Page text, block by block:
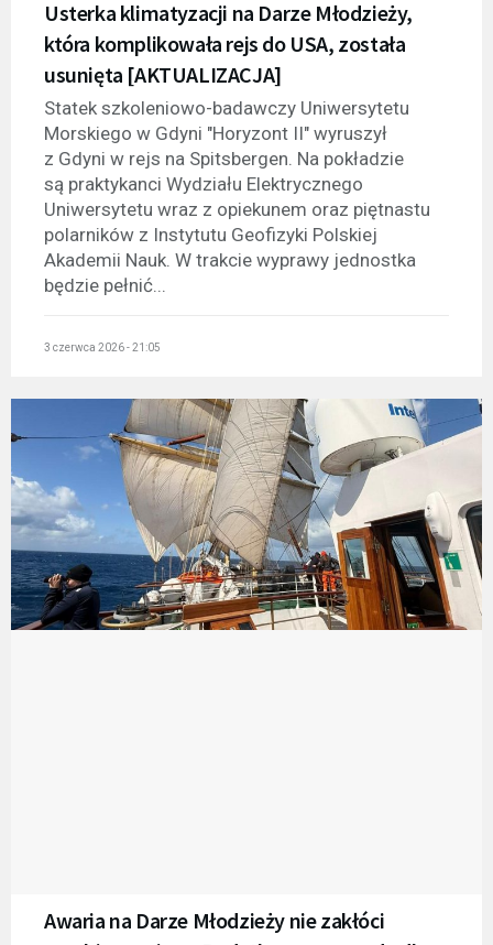
Usterka klimatyzacji na Darze Młodzieży,
która komplikowała rejs do USA, została
usunięta [AKTUALIZACJA]
Statek szkoleniowo-badawczy Uniwersytetu
Morskiego w Gdyni "Horyzont II" wyruszył
z Gdyni w rejs na Spitsbergen. Na pokładzie
są praktykanci Wydziału Elektrycznego
Uniwersytetu wraz z opiekunem oraz piętnastu
polarników z Instytutu Geofizyki Polskiej
Akademii Nauk. W trakcie wyprawy jednostka
będzie pełnić...
3 czerwca 2026 - 21:05
Awaria na Darze Młodzieży nie zakłóci